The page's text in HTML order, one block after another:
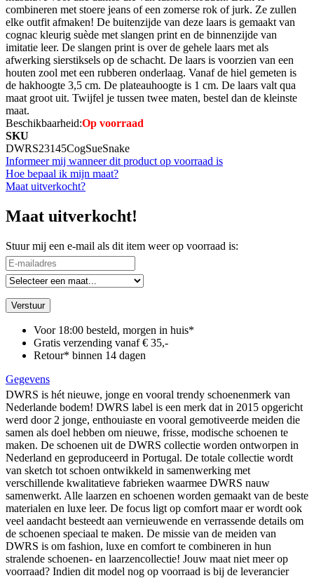
combineren met stoere jeans of een zomerse rok of jurk. Ze zullen
elke outfit afmaken! De buitenzijde van deze laars is gemaakt van
cognac kleurig suède met slangen print en de binnenzijde van
imitatie leer. De slangen print is over de gehele laars met als
afwerking sierstiksels op de schacht. De laars is voorzien van een
houten zool met een rubberen onderlaag. Vanaf de hiel gemeten is
de hakhoogte 3,5 cm. De plateauhoogte is 1 cm. De laars valt qua
maat groot uit. Twijfel je tussen twee maten, bestel dan de kleinste
maat.
Beschikbaarheid:Op voorraad
SKU
DWRS23145CogSueSnake
Informeer mij wanneer dit product op voorraad is
Hoe bepaal ik mijn maat?
Maat uitverkocht?
Maat uitverkocht!
Stuur mij een e-mail als dit item weer op voorraad is:
Verstuur
Voor 18:00 besteld, morgen in huis*
Gratis verzending vanaf € 35,-
Retour* binnen 14 dagen
Gegevens
DWRS is hét nieuwe, jonge en vooral trendy schoenenmerk van
Nederlande bodem! DWRS label is een merk dat in 2015 opgericht
werd door 2 jonge, enthouiaste en vooral gemotiveerde meiden die
samen als doel hebben om nieuwe, frisse, modische schoenen te
maken. De schoenen uit de DWRS collectie worden ontworpen in
Nederland en geproduceerd in Portugal. De totale collectie wordt
van sketch tot schoen ontwikkeld in samenwerking met
verschillende kwalitatieve fabrieken waarmee DWRS nauw
samenwerkt. Alle laarzen en schoenen worden gemaakt van de beste
materialen en luxe leer. De focus ligt op comfort maar er wordt ook
veel aandacht besteedt aan vernieuwende en verrassende details om
de schoenen speciaal te maken. De missie van de meiden van
DWRS is om fashion, luxe en comfort te combineren in hun
stralende schoenen- en laarzencollectie! Jouw maat niet meer op
voorraad? Indien dit model nog op voorraad is bij de leverancier